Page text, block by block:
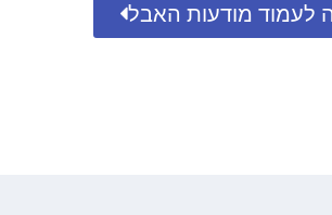
לעמוד מודעות האבל